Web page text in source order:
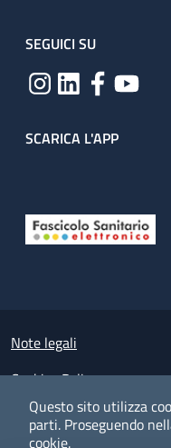
Questo sito utilizza
parti. Proseguendo
cookie.
SEGUICI SU
SCARICA L'APP
Small prints
Note legali
Cookies Policy
Policy privacy e